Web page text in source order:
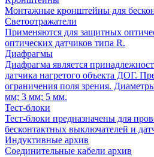
Монтажные кронштейны для
Светоотражатели
Применяются для защитных
оптических датчиков типа R.
Диафрагмы
Диафрагма является
датчика нагретого объекта ДОГ.
ограничения поля зрения.
мм; 3 мм; 5 мм.
Тест-блоки
Тест-блоки предназначены для
бесконтактных выключателей и
Индуктивные архив
Соединительные кабели архив